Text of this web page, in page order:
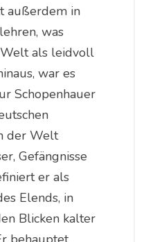
außerdem in
was
Welt als leidvoll
war es
Schopenhauer
der Welt
Gefängnisse
er als
Elends, in
Blicken kalter